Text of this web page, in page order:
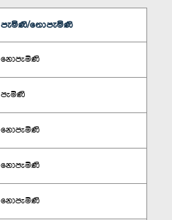
පැමිණි/නොපැමිණි
නොපැමිණි
පැමිණි
නොපැමිණි
නොපැමිණි
නොපැමිණි